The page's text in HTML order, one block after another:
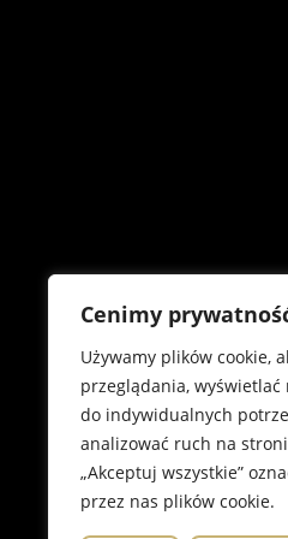
Cenimy
Używamy plików cookie,
przeglądania,
do indywidualnych
analizować ruch na
„Akceptuj wszystkie”
przez nas plików cookie.